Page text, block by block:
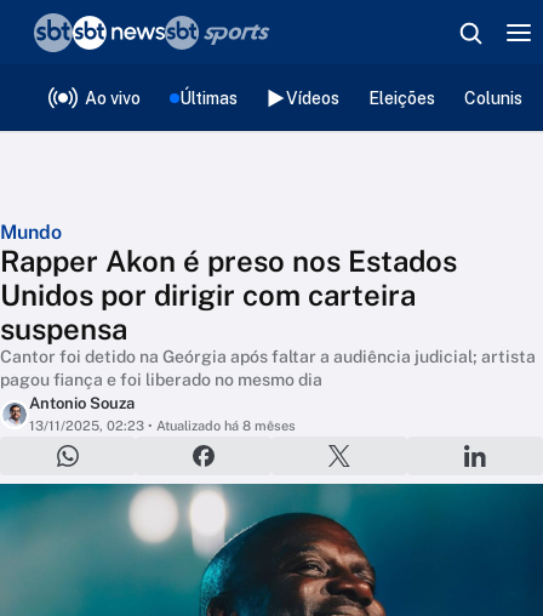
Ao vivo Últimas Vídeos Eleições
Mundo
Rapper Akon é preso nos Estados
Unidos por dirigir com carteira
suspensa
Cantor foi detido na Geórgia após faltar a audiência judicial; artista
pagou fiança e foi liberado no mesmo dia
Antonio Souza
13/11/2025, 02:23 • Atualizado há 8 mêses
❮voltar
Editorias